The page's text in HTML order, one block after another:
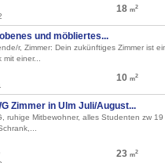
18 m2
und möbliertes...
r, Zimmer: Dein zukünftiges Zimmer ist
einer...
10 m2
Zimmer in Ulm Juli/August...
ruhige Mitbewohner, alles Studenten zw
23 m2